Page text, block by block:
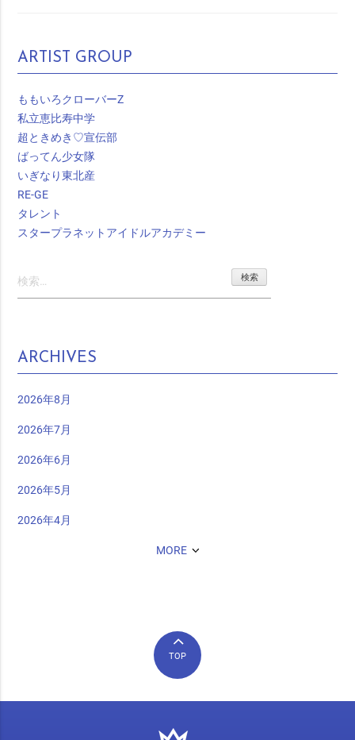
ARTIST GROUP
ももいろクローバーZ
私立恵比寿中学
超ときめき♡宣伝部
ばってん少女隊
いぎなり東北産
RE-GE
タレント
スタープラネットアイドルアカデミー
索:
ARCHIVES
2026年8月
2026年7月
2026年6月
2026年5月
2026年4月
MORE
TOP